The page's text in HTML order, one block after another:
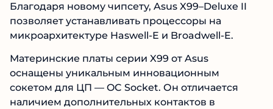
Благодаря новому чипсету, Asus X99–Deluxe II
позволяет устанавливать процессоры на
микроархитектуре Haswell-E и Broadwell-E.
Материнские платы серии X99 от Asus
оснащены уникальным инновационным
сокетом для ЦП — OC Socket. Он отличается
наличием дополнительных контактов в